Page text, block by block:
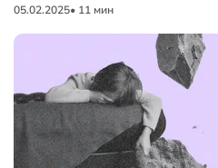
05.02.2025• 11 мин